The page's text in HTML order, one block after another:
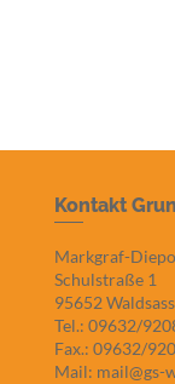
Kontakt
Markgraf-
Schulstraße 1
95652
Tel.: 09632/
Fax.: 09632/
Mail: mail@gs-